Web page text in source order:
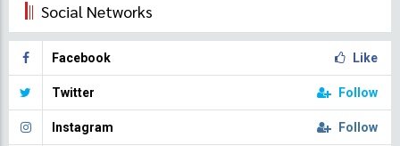
Social Networks
Facebook Like
Twitter Follow
Instagram Follow